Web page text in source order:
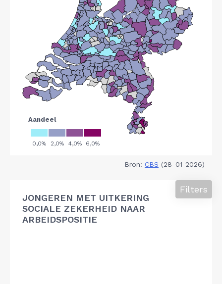
Bron: CBS (28-01-2026)
JONGEREN MET UITKERING
SOCIALE ZEKERHEID NAAR
ARBEIDSPOSITIE
Filters